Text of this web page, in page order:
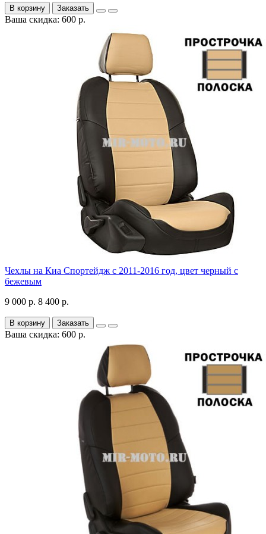
В корзину Заказать
Ваша скидка: 600 р.
Чехлы на Киа Спортейдж с 2011-2016 год, цвет черный с
бежевым
9 000 р. 8 400 р.
В корзину Заказать
Ваша скидка: 600 р.